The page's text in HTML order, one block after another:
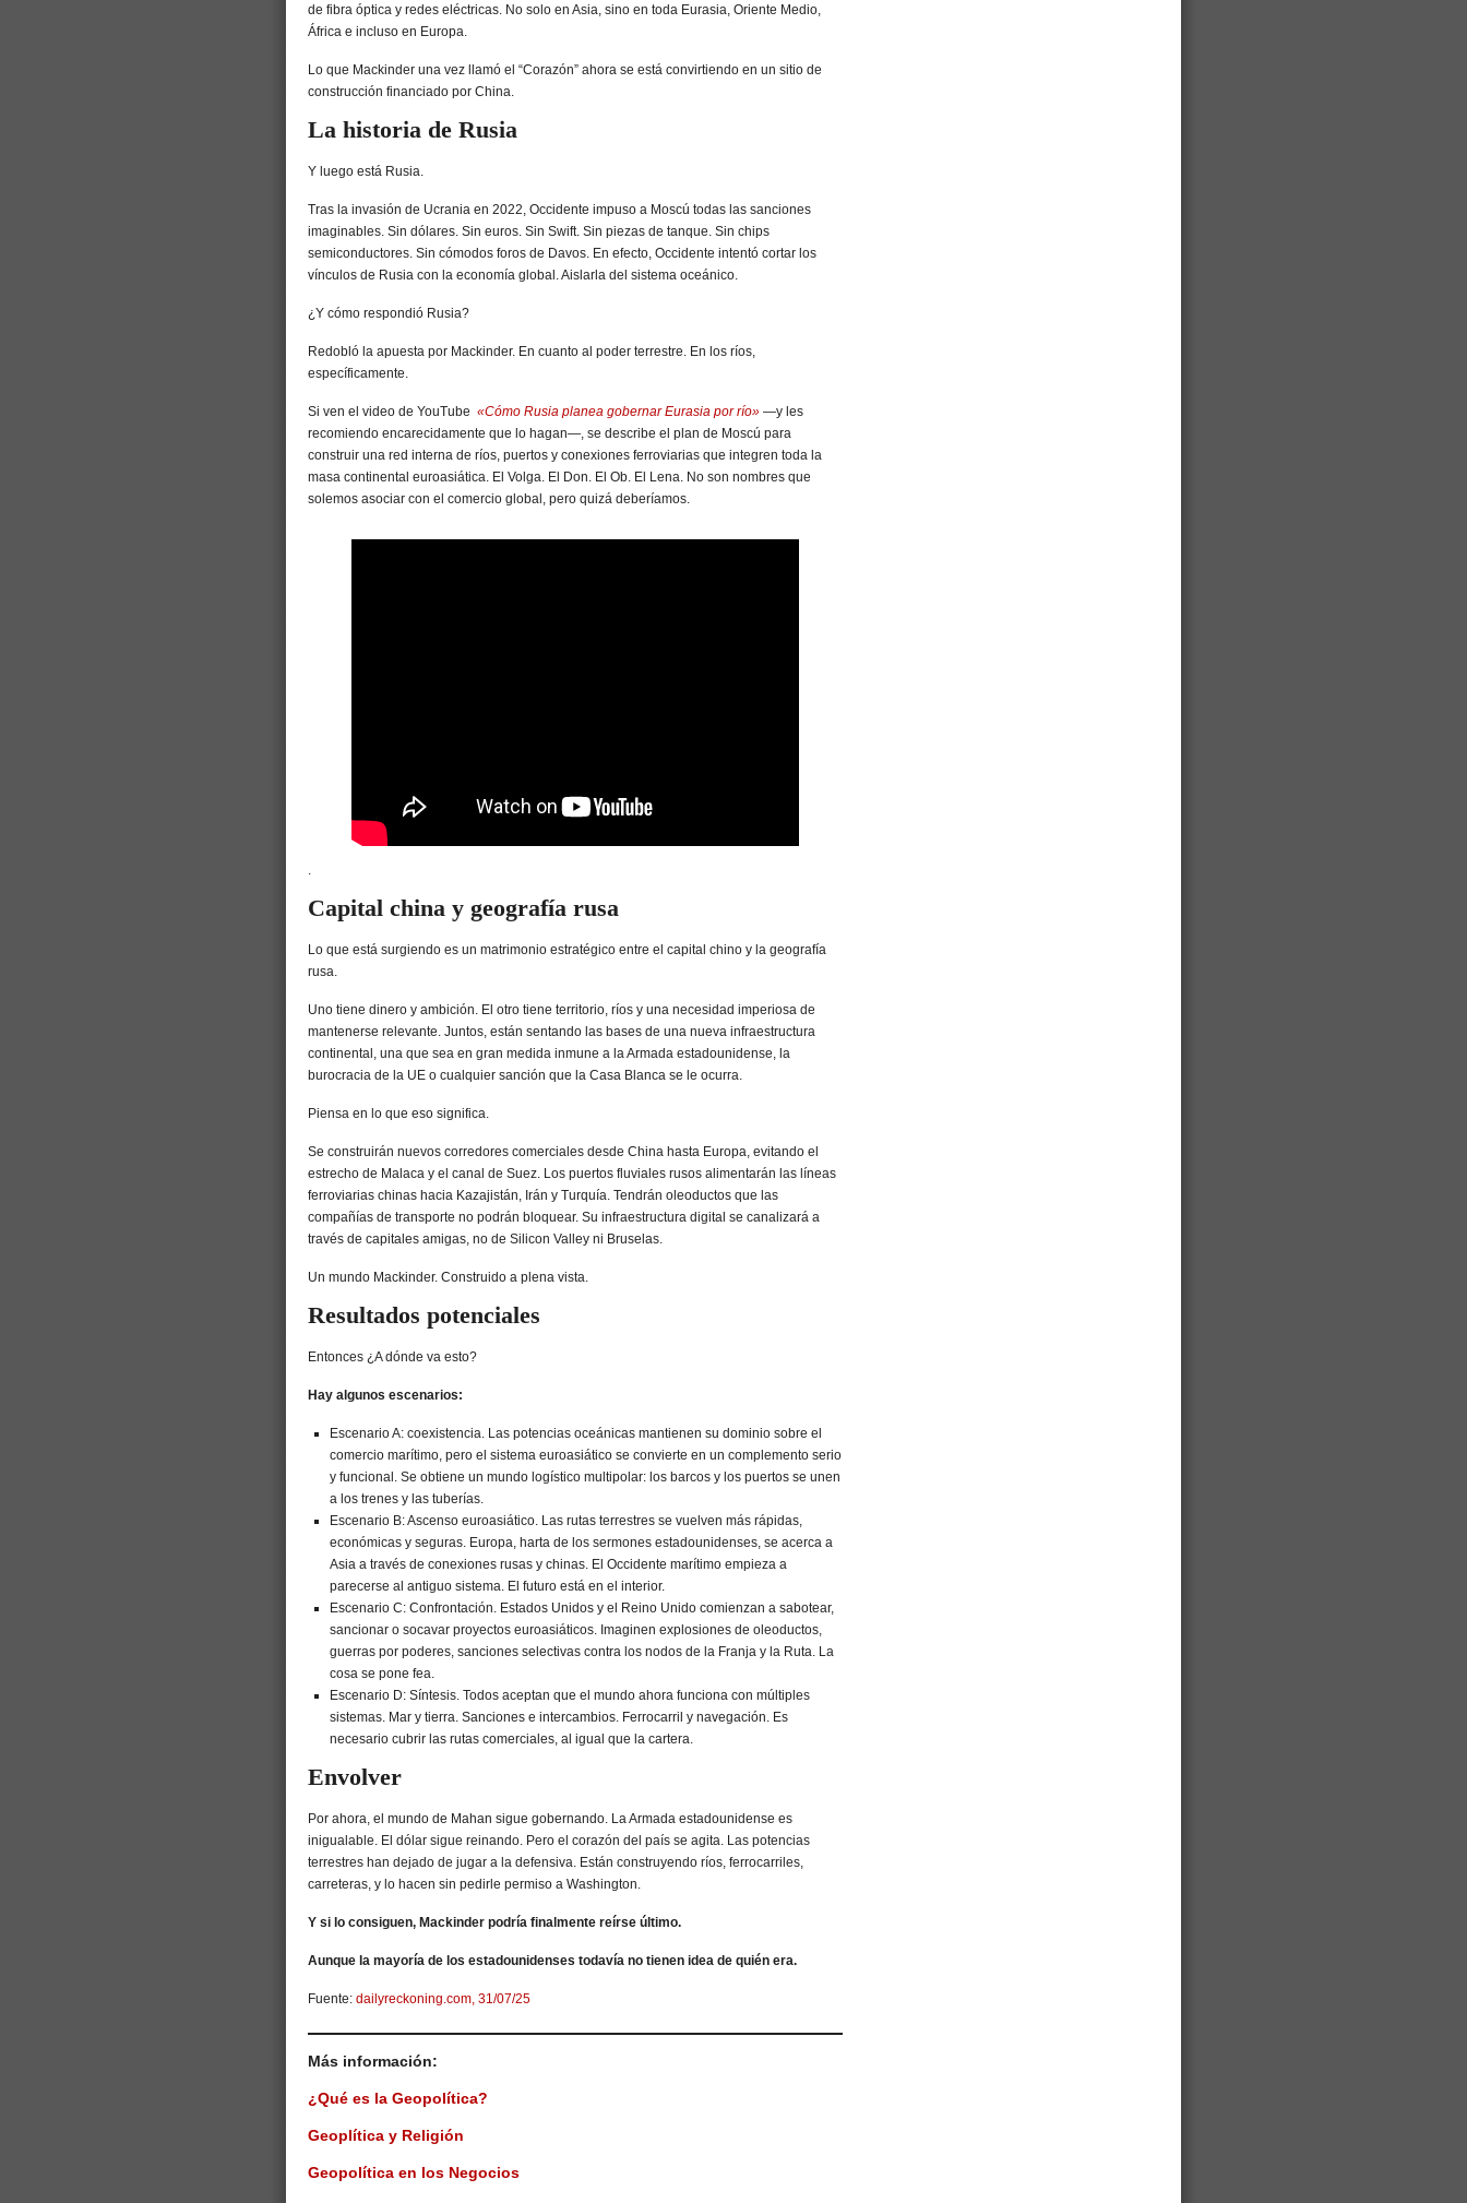
de fibra óptica y redes eléctricas. No solo en Asia, sino en toda Eurasia, Oriente Medio,
África e incluso en Europa.
Lo que Mackinder una vez llamó el “Corazón” ahora se está convirtiendo en un sitio de
construcción financiado por China.
La historia de Rusia
Y luego está Rusia.
Tras la invasión de Ucrania en 2022, Occidente impuso a Moscú todas las sanciones
imaginables. Sin dólares. Sin euros. Sin Swift. Sin piezas de tanque. Sin chips
semiconductores. Sin cómodos foros de Davos. En efecto, Occidente intentó cortar los
vínculos de Rusia con la economía global. Aislarla del sistema oceánico.
¿Y cómo respondió Rusia?
Redobló la apuesta por Mackinder. En cuanto al poder terrestre. En los ríos,
específicamente.
Si ven el video de YouTube «Cómo Rusia planea gobernar Eurasia por río» —y les
recomiendo encarecidamente que lo hagan—, se describe el plan de Moscú para
construir una red interna de ríos, puertos y conexiones ferroviarias que integren toda la
masa continental euroasiática. El Volga. El Don. El Ob. El Lena. No son nombres que
solemos asociar con el comercio global, pero quizá deberíamos.
.
Capital china y geografía rusa
Lo que está surgiendo es un matrimonio estratégico entre el capital chino y la geografía
rusa.
Uno tiene dinero y ambición. El otro tiene territorio, ríos y una necesidad imperiosa de
mantenerse relevante. Juntos, están sentando las bases de una nueva infraestructura
continental, una que sea en gran medida inmune a la Armada estadounidense, la
burocracia de la UE o cualquier sanción que la Casa Blanca se le ocurra.
Piensa en lo que eso significa.
Se construirán nuevos corredores comerciales desde China hasta Europa, evitando el
estrecho de Malaca y el canal de Suez. Los puertos fluviales rusos alimentarán las líneas
ferroviarias chinas hacia Kazajistán, Irán y Turquía. Tendrán oleoductos que las
compañías de transporte no podrán bloquear. Su infraestructura digital se canalizará a
través de capitales amigas, no de Silicon Valley ni Bruselas.
Un mundo Mackinder. Construido a plena vista.
Resultados potenciales
Entonces ¿A dónde va esto?
Hay algunos escenarios:
Escenario A: coexistencia. Las potencias oceánicas mantienen su dominio sobre el
comercio marítimo, pero el sistema euroasiático se convierte en un complemento serio
y funcional. Se obtiene un mundo logístico multipolar: los barcos y los puertos se unen
a los trenes y las tuberías.
Escenario B: Ascenso euroasiático. Las rutas terrestres se vuelven más rápidas,
económicas y seguras. Europa, harta de los sermones estadounidenses, se acerca a
Asia a través de conexiones rusas y chinas. El Occidente marítimo empieza a
parecerse al antiguo sistema. El futuro está en el interior.
Escenario C: Confrontación. Estados Unidos y el Reino Unido comienzan a sabotear,
sancionar o socavar proyectos euroasiáticos. Imaginen explosiones de oleoductos,
guerras por poderes, sanciones selectivas contra los nodos de la Franja y la Ruta. La
cosa se pone fea.
Escenario D: Síntesis. Todos aceptan que el mundo ahora funciona con múltiples
sistemas. Mar y tierra. Sanciones e intercambios. Ferrocarril y navegación. Es
necesario cubrir las rutas comerciales, al igual que la cartera.
Envolver
Por ahora, el mundo de Mahan sigue gobernando. La Armada estadounidense es
inigualable. El dólar sigue reinando. Pero el corazón del país se agita. Las potencias
terrestres han dejado de jugar a la defensiva. Están construyendo ríos, ferrocarriles,
carreteras, y lo hacen sin pedirle permiso a Washington.
Y si lo consiguen, Mackinder podría finalmente reírse último.
Aunque la mayoría de los estadounidenses todavía no tienen idea de quién era.
Fuente: dailyreckoning.com, 31/07/25
Más información:
¿Qué es la Geopolítica?
Geoplítica y Religión
Geopolítica en los Negocios